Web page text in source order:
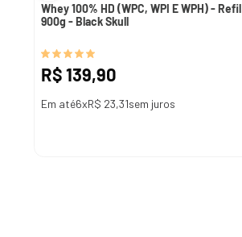
Whey 100% HD (WPC, WPI E WPH) - Refil
900g - Black Skull
R$ 139,90
Em até6xR$ 23,31sem juros